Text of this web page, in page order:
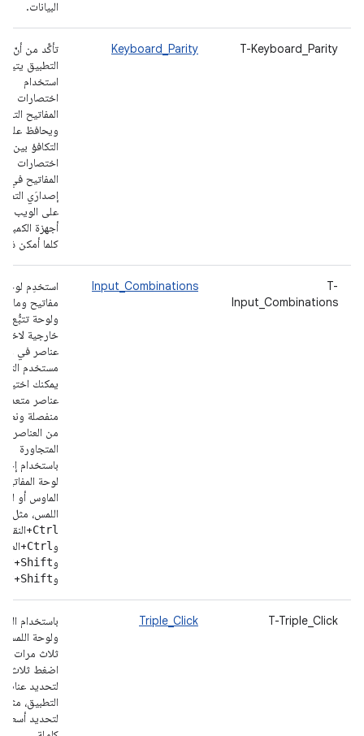
البيانات.
T-Keyboard_Parity
Keyboard_Parity
تأكَّد من أنّ
التطبيق يتيح
استخدام
اختصارات
المفاتيح
ويحافظ على
التكافؤ بين
اختصارات
المفاتيح في
إصدارَي
على الويب
أجهزة
كلما أمكن
T-
Input_Combinations
Input_Combinations
استخدِم لوحة
مفاتيح
ولوحة تتبُّع
خارجية
عناصر في
مستخدم
يمكنك اختيار
عناصر متعددة
منفصلة
من العناصر
المتجاورة
باستخدام
لوحة
الماوس أو
اللمس، مثل
Ctrl+النقر
و Ctrl
وShift
وShift
T-Triple_Click
Triple_Click
باستخدام
ولوحة اللمس،
ثلاث مرات أو
اضغط ثلاث
لتحديد
التطبيق، مثلاً
لتحديد